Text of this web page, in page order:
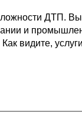
ДТП.
и
видите,